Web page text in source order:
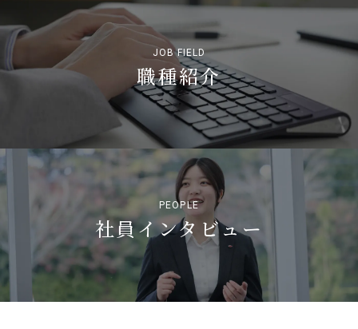
JOB FIELD
職種紹介
PEOPLE
社員インタビュー